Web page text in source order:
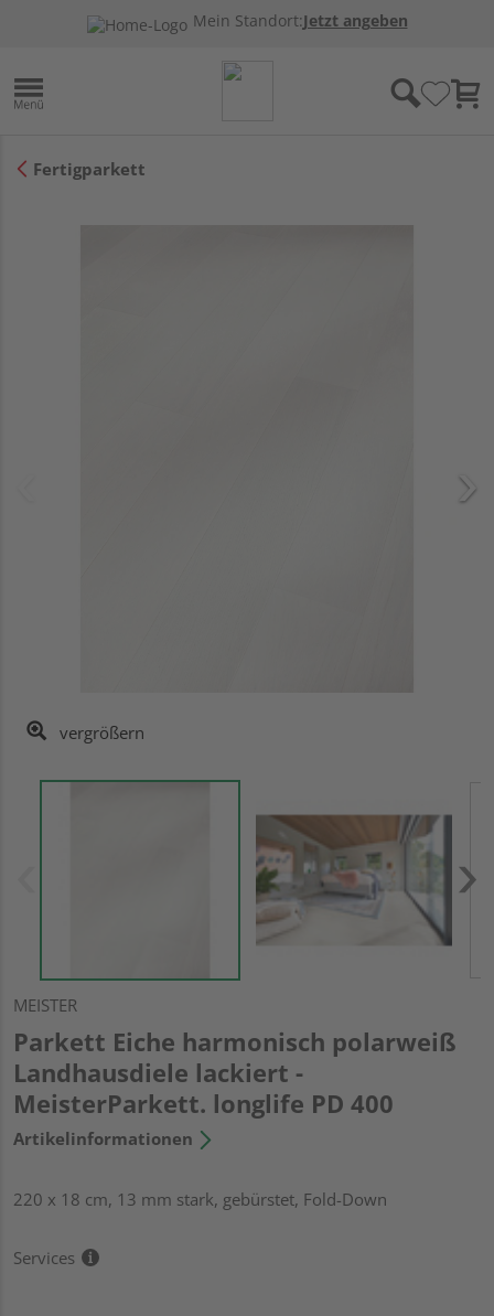
Mein Standort:Jetzt angeben
Fertigparkett
vergrößern
MEISTER
Parkett Eiche harmonisch polarweiß
Landhausdiele lackiert -
MeisterParkett. longlife PD 400
Artikelinformationen
220 x 18 cm, 13 mm stark, gebürstet, Fold-Down
Services